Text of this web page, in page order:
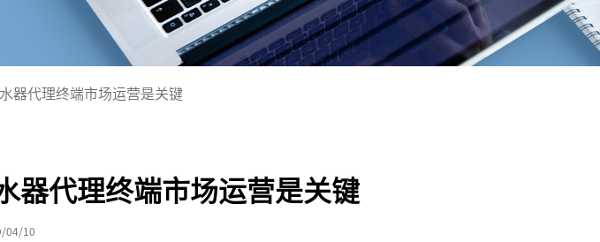
器代理终端市场运营是关键
器代理终端市场运营是关键
04/10